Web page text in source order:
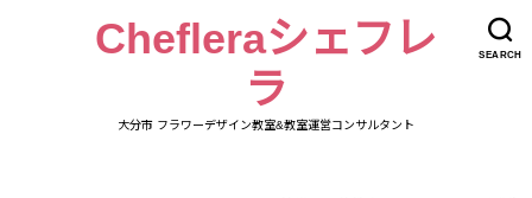
SEARCH
Chefleraシェフレ
ラ
大分市 フラワーデザイン教室&教室運営コンサルタント